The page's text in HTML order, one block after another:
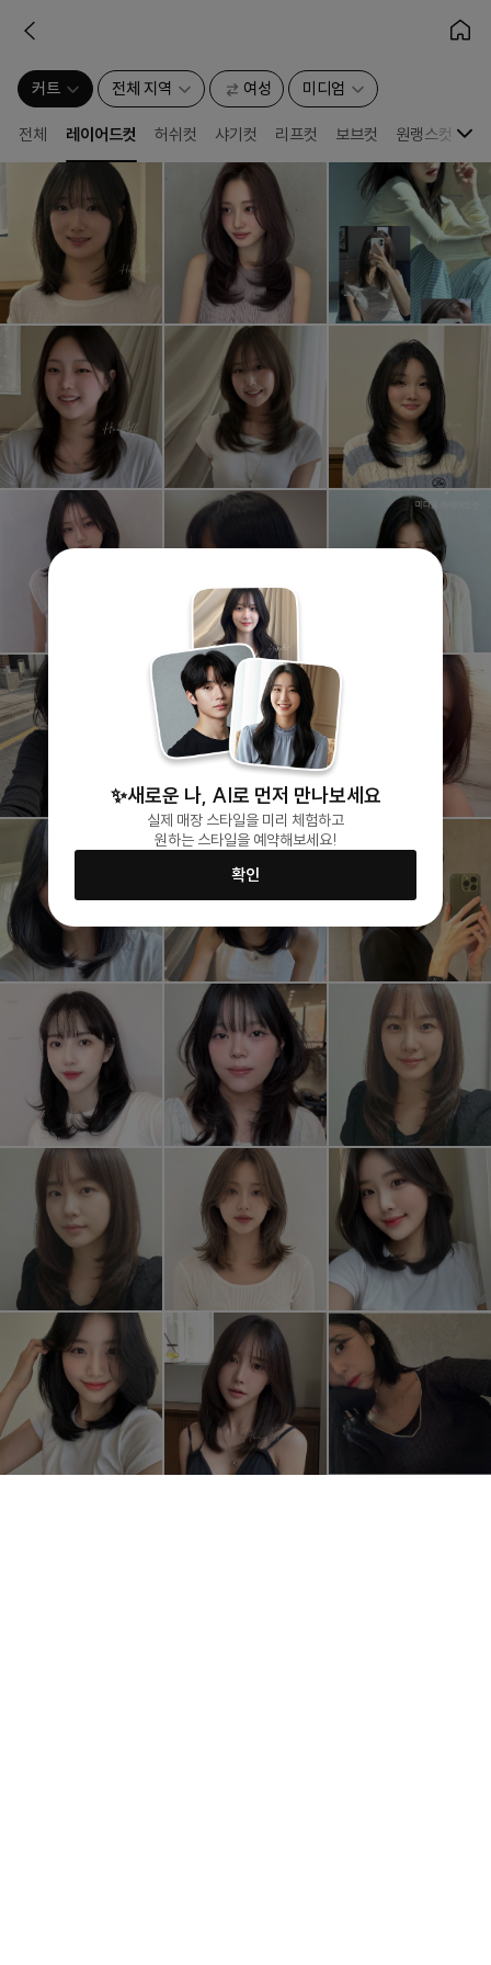
✨새로운 나, AI로 먼저 만나보세요
실제 매장 스타일을 미리 체험하고
원하는 스타일을 예약해보세요!
확인
커트 전체 지역 여성 미디엄
전체 레이어드컷 허쉬컷 샤기컷 리프컷 보브컷 원랭스컷 뱅